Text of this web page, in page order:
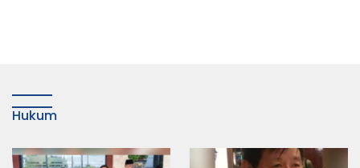
Hukum